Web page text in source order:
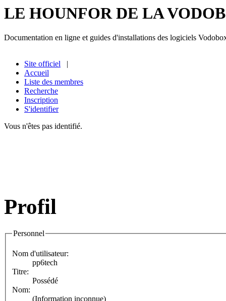
LE HOUNFOR DE LA
Documentation en ligne et guides d'installations des logiciels
Site officiel |
Accueil
Liste des membres
Recherche
Inscription
S'identifier
Vous n'êtes pas identifié.
Profil
Personnel
Nom d'utilisateur:
pp6tech
Titre:
Possédé
Nom:
(Information inconnue)